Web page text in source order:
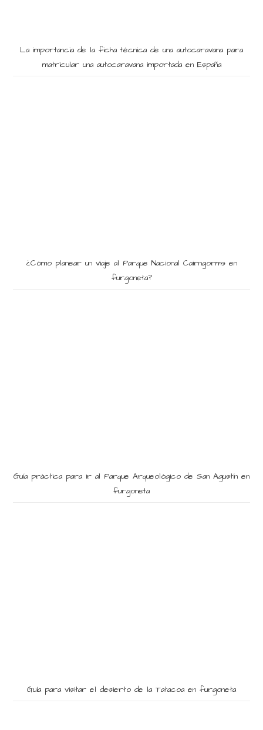
La importancia de la ficha técnica de una autocaravana para
matricular una autocaravana importada en España
¿Cómo planear un viaje al Parque Nacional Cairngorms en
furgoneta?
Guía práctica para ir al Parque Arqueológico de San Agustín en
furgoneta
Guía para visitar el desierto de la Tatacoa en furgoneta